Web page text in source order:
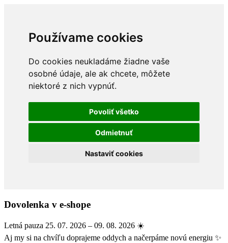
Používame cookies
Do cookies neukladáme žiadne vaše
osobné údaje, ale ak chcete, môžete
niektoré z nich vypnúť.
Povoliť všetko
Odmietnuť
Nastaviť cookies
Dovolenka v e-shope
Letná pauza 25. 07. 2026 – 09. 08. 2026 ☀️
Aj my si na chvíľu doprajeme oddych a načerpáme novú energiu ✨